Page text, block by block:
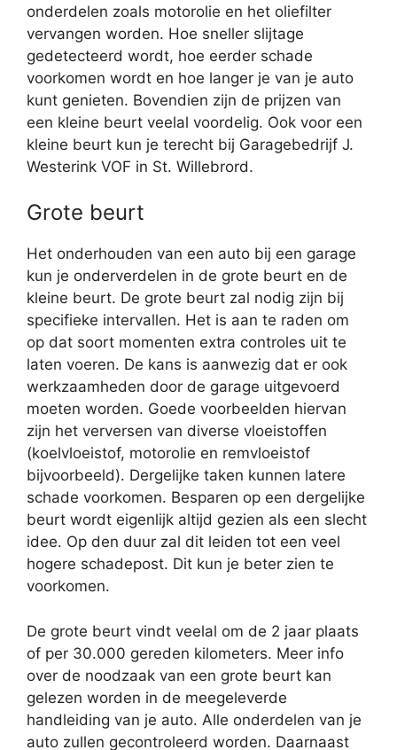
onderdelen zoals motorolie en het oliefilter
vervangen worden. Hoe sneller slijtage
gedetecteerd wordt, hoe eerder schade
voorkomen wordt en hoe langer je van je auto
kunt genieten. Bovendien zijn de prijzen van
een kleine beurt veelal voordelig. Ook voor een
kleine beurt kun je terecht bij Garagebedrijf J.
Westerink VOF in St. Willebrord.
Grote beurt
Het onderhouden van een auto bij een garage
kun je onderverdelen in de grote beurt en de
kleine beurt. De grote beurt zal nodig zijn bij
specifieke intervallen. Het is aan te raden om
op dat soort momenten extra controles uit te
laten voeren. De kans is aanwezig dat er ook
werkzaamheden door de garage uitgevoerd
moeten worden. Goede voorbeelden hiervan
zijn het verversen van diverse vloeistoffen
(koelvloeistof, motorolie en remvloeistof
bijvoorbeeld). Dergelijke taken kunnen latere
schade voorkomen. Besparen op een dergelijke
beurt wordt eigenlijk altijd gezien als een slecht
idee. Op den duur zal dit leiden tot een veel
hogere schadepost. Dit kun je beter zien te
voorkomen.
De grote beurt vindt veelal om de 2 jaar plaats
of per 30.000 gereden kilometers. Meer info
over de noodzaak van een grote beurt kan
gelezen worden in de meegeleverde
handleiding van je auto. Alle onderdelen van je
auto zullen gecontroleerd worden. Daarnaast